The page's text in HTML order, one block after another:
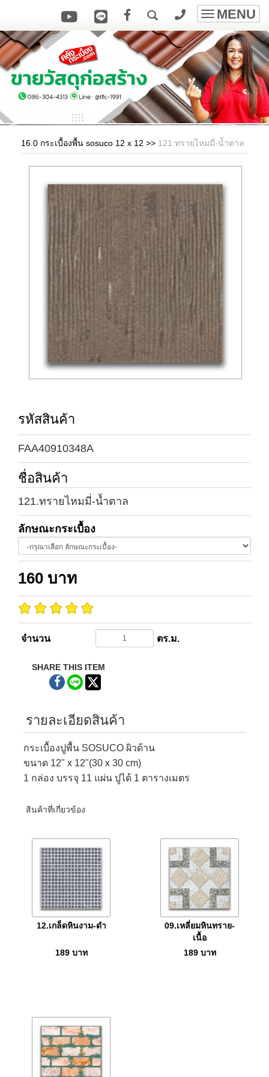
Toggle
MENU
16.0 กระเบื้องพื้น sosuco 12 x 12 >> 121.ทรายไหมมี่-น้ำตาล
รหัสสินค้า
FAA40910348A
ชื่อสินค้า
121.ทรายไหมมี่-น้ำตาล
ลักษณะกระเบื้อง
160 บาท
จำนวน ตร.ม.
SHARE THIS ITEM
รายละเอียดสินค้า
กระเบื้องปูพื้น SOSUCO ผิวด้าน
ขนาด 12" x 12"(30 x 30 cm)
1 กล่อง บรรจุ 11 แผ่น ปูได้ 1 ตารางเมตร
สินค้าที่เกี่ยวข้อง
12.เกล็ดหินงาม-ดำ
189 บาท
09.เหลี่ยมหินทราย-
เนื้อ
189 บาท